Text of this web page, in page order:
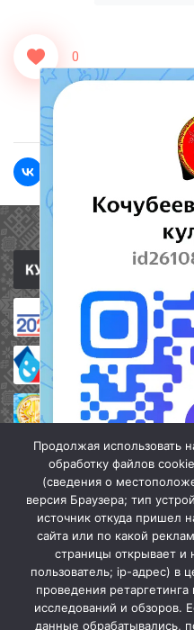
Мы в МАХ
0
«Кочубеевская
Продолжая использовать
обработку файлов
(сведения о
версия Браузера; тип
источник откуда пришел
сайта или по какой
страницы открывает и
пользователь; ip-адрес) в
проведения
исследований и обзоров.
данные обрабатывались,